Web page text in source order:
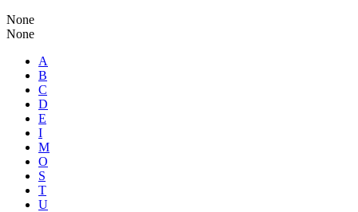
None
None
A
B
C
D
E
I
M
O
S
T
U